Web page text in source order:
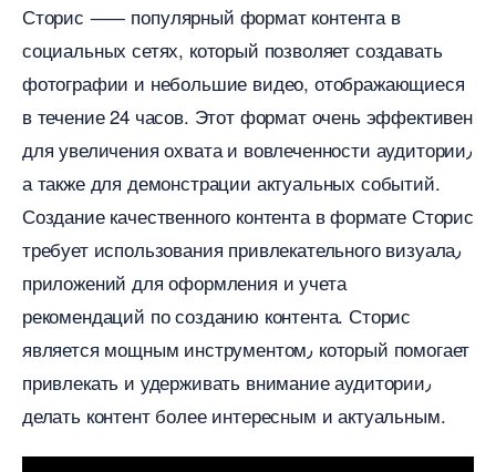
Сторис ⸺ популярный формат контента
социальных сетях, который позволяет создавать
фотографии и небольшие видео, отображающиеся
течение 24 часов.​ Этот формат очень эффективен
для увеличения охвата и вовлеченности аудитории٫
а также для демонстрации актуальных событий.​
Создание качественного контента в формате Сторис
требует использования привлекательного визуала٫
приложений для оформления и учета
рекомендаций по созданию контента.​ Сторис
является мощным инструментом٫ который помогает
привлекать и удерживать внимание аудитории٫
делать контент более интересным и актуальным.​